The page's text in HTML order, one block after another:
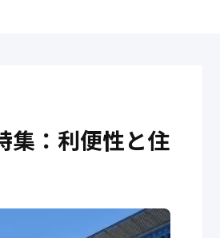
集：利便性と住